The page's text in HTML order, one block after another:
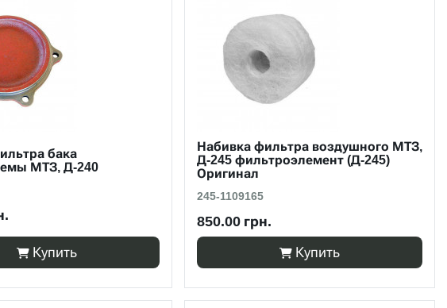
бака
МТЗ, Д-240
Купить
Набивка фильтра воздушного МТЗ,
Д-245 фильтроэлемент (Д-245)
Оригинал
245-1109165
850.00 грн.
Купить